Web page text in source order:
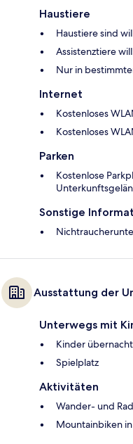
Haustiere
Haustiere sind
Assistenztiere
Nur in
Internet
Kostenloses
Kostenloses
Parken
Kostenlose
Sonstige
Ausstattung der
Unterwegs mit
Kinder
Spielplatz
Aktivitäten
Wander- und
Mountainbiken